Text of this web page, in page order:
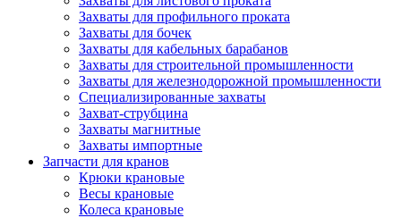
Захваты для профильного проката
Захваты для бочек
Захваты для кабельных барабанов
Захваты для строительной промышленности
Захваты для железнодорожной промышленности
Специализированные захваты
Захват-струбцина
Захваты магнитные
Захваты импортные
Запчасти для кранов
Крюки крановые
Весы крановые
Колеса крановые